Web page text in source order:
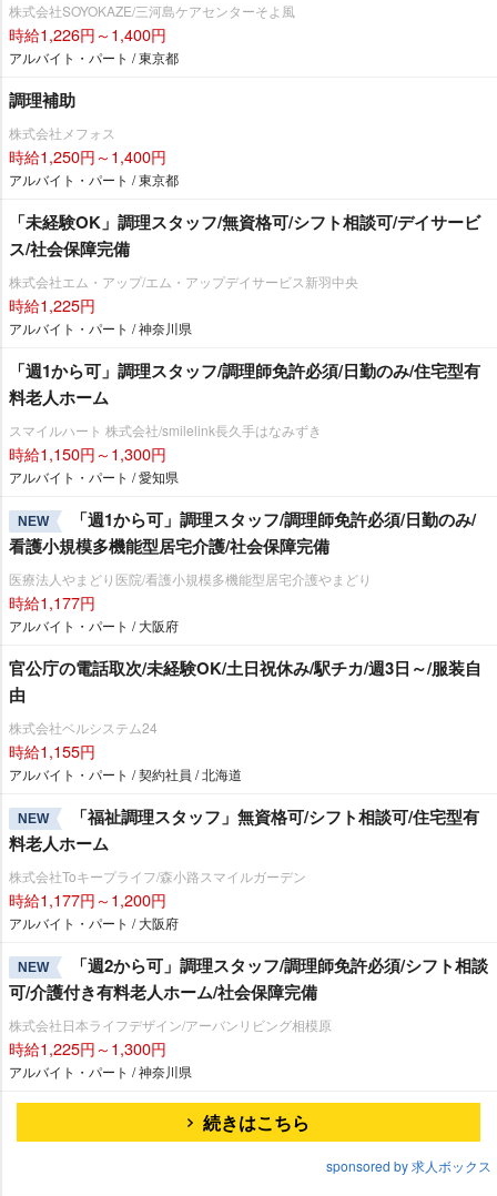
株式会社SOYOKAZE/三河島ケアセンターそよ風
時給1,226円～1,400円
アルバイト・パート / 東京都
調理補助
株式会社メフォス
時給1,250円～1,400円
アルバイト・パート / 東京都
「未経験OK」調理スタッフ/無資格可/シフト相談可/デイサービ
ス/社会保障完備
株式会社エム・アップ/エム・アップデイサービス新羽中央
時給1,225円
アルバイト・パート / 神奈川県
「週1から可」調理スタッフ/調理師免許必須/日勤のみ/住宅型有
料老人ホーム
スマイルハート 株式会社/smilelink長久手はなみずき
時給1,150円～1,300円
アルバイト・パート / 愛知県
NEW
「週1から可」調理スタッフ/調理師免許必須/日勤のみ/
看護小規模多機能型居宅介護/社会保障完備
医療法人やまどり医院/看護小規模多機能型居宅介護やまどり
時給1,177円
アルバイト・パート / 大阪府
官公庁の電話取次/未経験OK/土日祝休み/駅チカ/週3日～/服装自
由
株式会社ベルシステム24
時給1,155円
アルバイト・パート / 契約社員 / 北海道
NEW
「福祉調理スタッフ」無資格可/シフト相談可/住宅型有
料老人ホーム
株式会社Toキープライフ/森小路スマイルガーデン
時給1,177円～1,200円
アルバイト・パート / 大阪府
NEW
「週2から可」調理スタッフ/調理師免許必須/シフト相談
可/介護付き有料老人ホーム/社会保障完備
株式会社日本ライフデザイン/アーバンリビング相模原
時給1,225円～1,300円
アルバイト・パート / 神奈川県
続きはこちら
sponsored by 求人ボックス